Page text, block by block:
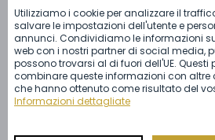
ancora.
Per informazioni più dettagliate su
eventi, visitate il nostro sito web o il
Se siete interessati e volete
Utilizziamo i cookie per analizzare il
salvare le impostazioni dell'utente e
annunci. Condividiamo le informazioni
web con i nostri partner di social media,
possono trovarsi al di fuori dell'UE. Questi
combinare queste informazioni con altre
che hanno ottenuto come risultato del
Informazioni dettagliate